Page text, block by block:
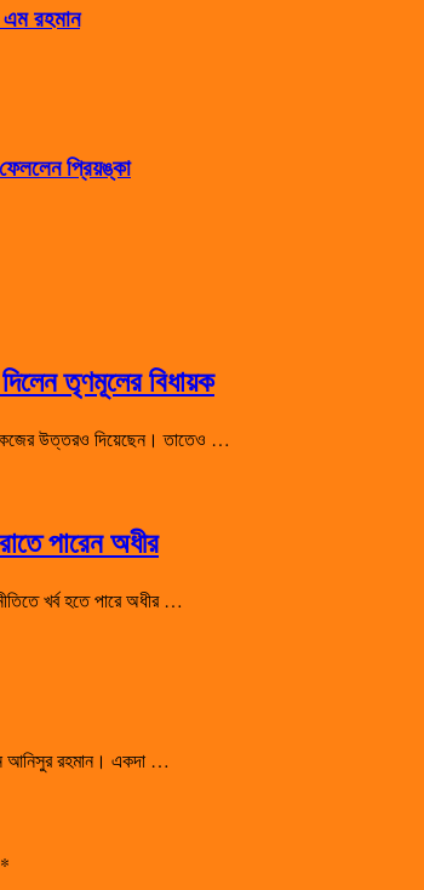
রহমান
প্রিয়ঙ্কা
তৃণমূলের বিধায়ক
কজের উত্তরও দিয়েছেন। তাতেও …
পারেন অধীর
খর্ব হতে পারে অধীর …
আনিসুর রহমান। একদা …
*